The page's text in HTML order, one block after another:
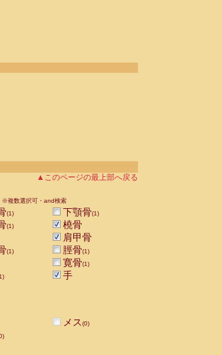
▲このページの最上部へ戻る
※複数選択可・and検索
(1) 下顎骨(1)
(1)
橈骨
肩甲骨
(1) 脛骨(1)
寛骨(1)
手
メス(0)